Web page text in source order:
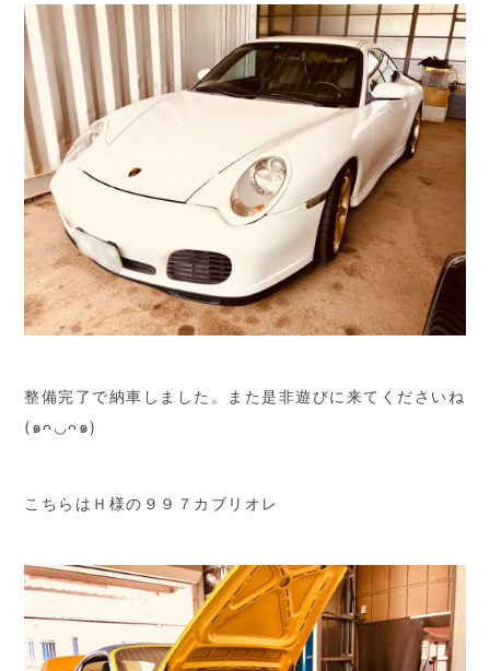
整備完了で納車しました。また是非遊びに来てくださいね
(๑ᴖ◡ᴖ๑)
こちらはＨ様の９９７カブリオレ